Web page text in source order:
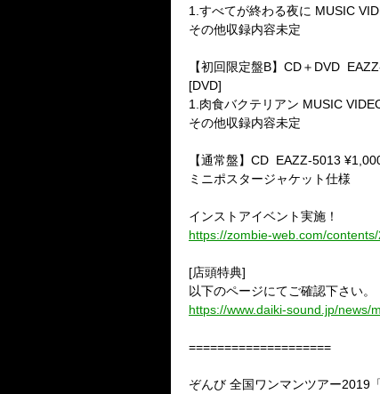
1.すべてが終わる夜に MUSIC
その他収録内容未定
【初回限定盤B】CD＋DVD
[DVD]
1.肉食バクテリアン MUSIC
その他収録内容未定
【通常盤】CD EAZZ-5013
ミニポスタージャケット仕様
インストアイベント実施！
https://zombie-web.com/
[店頭特典]
以下のページにてご確認下さい。
https://www.daiki-sound.jp/news/
====================
ぞんび 全国ワンマンツアー2019